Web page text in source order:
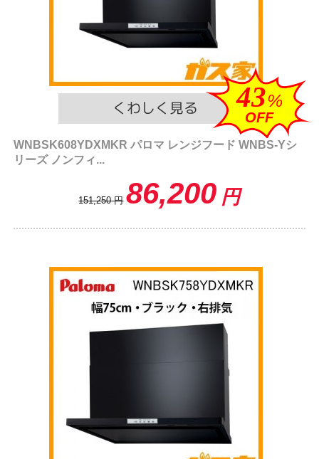
43%
OFF
WNBSK608YDXMKR パロマ レンジフード WNBS-Yシ
リーズ ノンフィ...
151,250 円 86,200 円